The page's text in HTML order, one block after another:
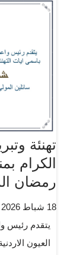
تهنئة
الكرام
رمضان
18 شباط 2026
يتقدم رئيس
العيون